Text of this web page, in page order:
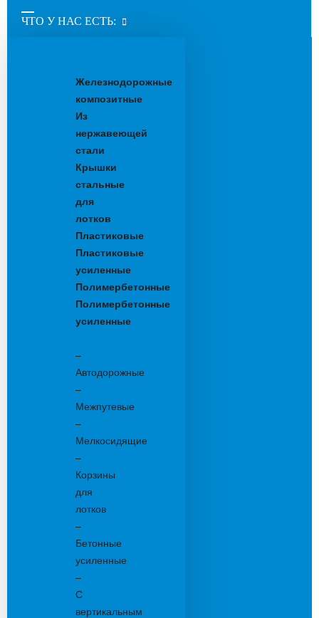
ЧТО У НАС ЕСТЬ:
Железнодорожные
композитные
Из
нержавеющей
стали
Крышки
стальные
для
лотков
Пластиковые
Пластиковые
усиленные
Полимербетонные
Полимербетонные
усиленные
–
Автодорожные
–
Межпутевые
–
Мелкосидящие
–
Корзины
для
лотков
–
Бетонные
усиленные
–
С
вертикальным